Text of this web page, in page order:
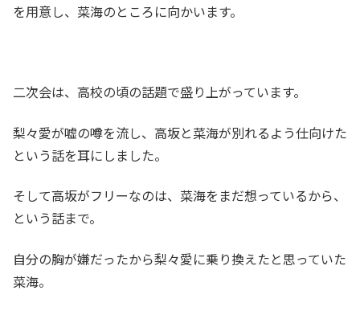
を用意し、菜海のところに向かいます。
二次会は、高校の頃の話題で盛り上がっています。
梨々愛が嘘の噂を流し、高坂と菜海が別れるよう仕向けた
という話を耳にしました。
そして高坂がフリーなのは、菜海をまだ想っているから、
という話まで。
自分の胸が嫌だったから梨々愛に乗り換えたと思っていた
菜海。